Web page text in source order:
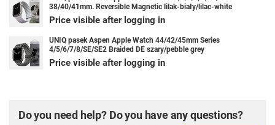
38/40/41mm. Reversible Magnetic lilak-biały/lilac-white
Price visible after logging in
UNIQ pasek Aspen Apple Watch 44/42/45mm Series
4/5/6/7/8/SE/SE2 Braided DE szary/pebble grey
Price visible after logging in
Do you need help? Do you have any questions?